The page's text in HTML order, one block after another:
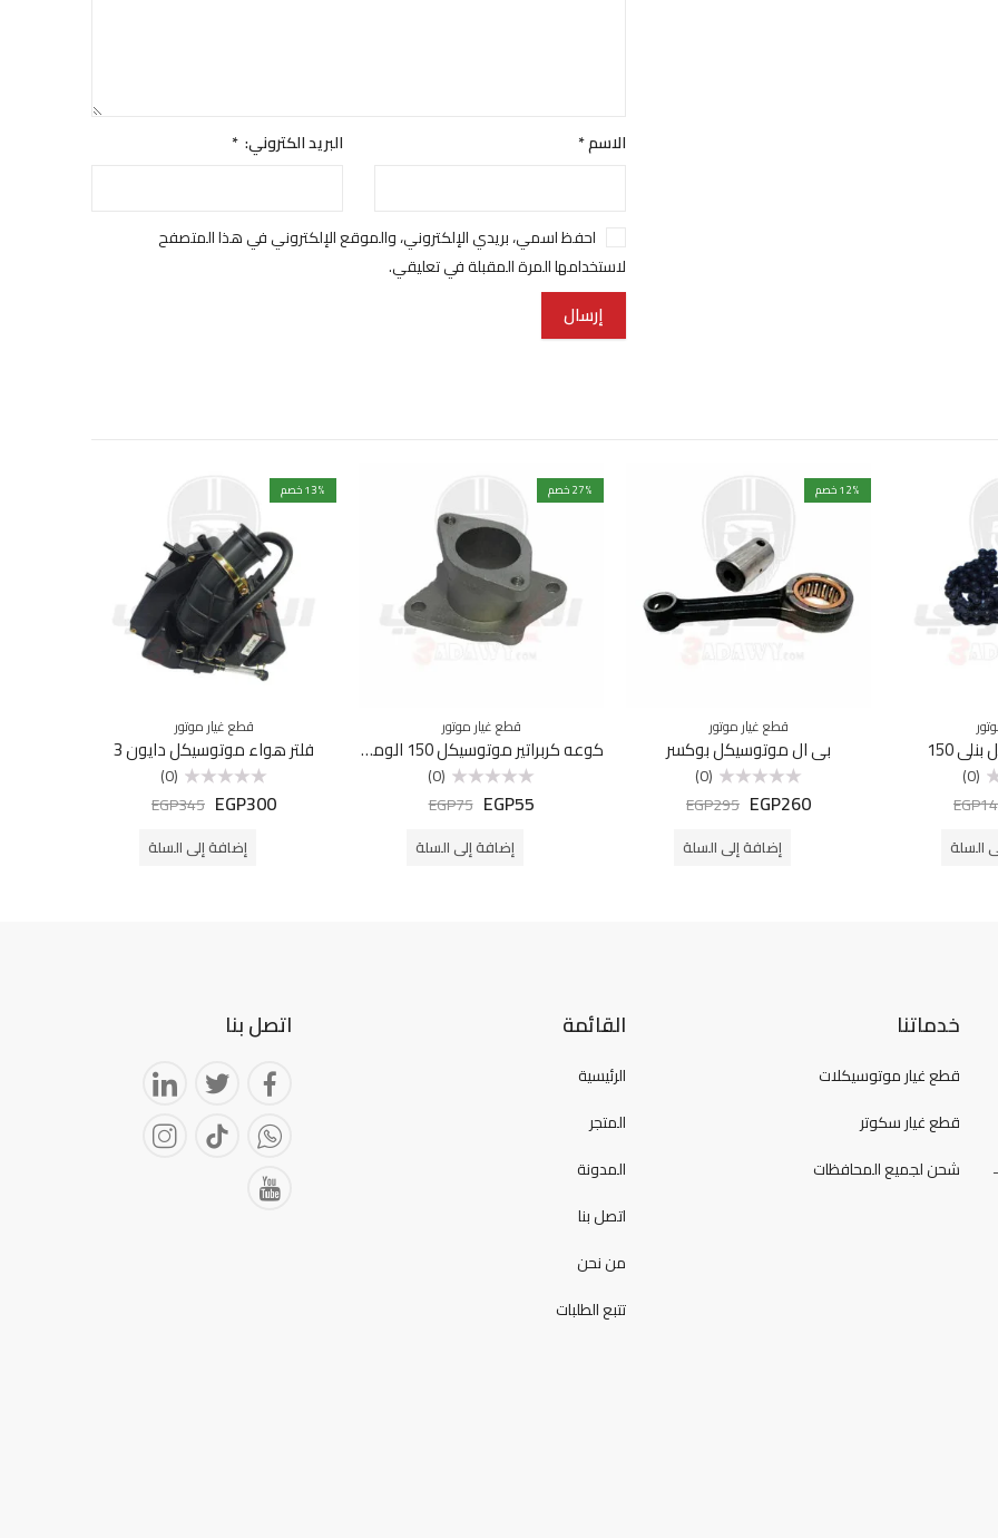
الاسم* البريد الكتروني: *
احفظ اسمي، بريدي الإلكتروني، والموقع الإلكتروني في هذا المتصفح
لاستخدامها المرة المقبلة في تعليقي.
150
(0)
EGP
السلة
12% خصم
قطع غيار موتور
بي ال موتوسيكل بوكسر
التقييم
(0)
EGP260
EGP295
إضافة إلى السلة
27% خصم
قطع غيار موتور
كوعه كربراتير موتوسيكل 150 الومنيوم
التقييم
(0)
EGP55
EGP75
إضافة إلى السلة
13% خصم
قطع غيار موتور
فلتر هواء موتوسيكل دايون 3
التقييم
(0)
EGP300
EGP345
إضافة إلى السلة
خدماتنا
قطع غيار موتوسيكلات
قطع غيار سكوتر
شحن لجميع المحافظات
القائمة
الرئيسية
المتجر
المدونة
اتصل بنا
من نحن
تتبع الطلبات
اتصل بنا